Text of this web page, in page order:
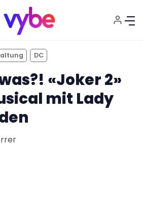
Aktuelles
DC
«Joker 2»
mit Lady